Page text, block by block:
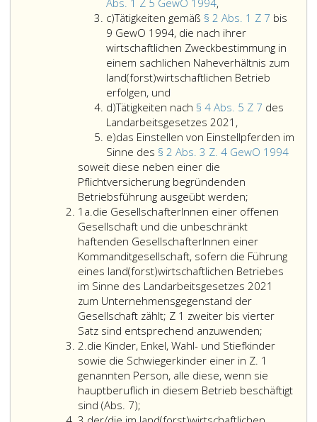
einen
Betrieb
im
Sinne
Bestimmungen
des
eins,
Nr. 78
aus
2021,,
führen
oder
auf
deren
Rechnung
und
Gefahr
ein
solcher
Betrieb
geführt
Dabei
Paragraph
2,
Absatz
eins,
Ziffer
2,
der
Gewerbeordnung 1994,
Bundesgesetzblatt
Nr. 194,
Abs. 1 Z 5 GewO 1994,
Buschenschank
gemäß
Paragraph
2,
Absatz
Ziffer
5,
GewO 1994,
c)Litera
c
Tätigkeiten gemäß § 2 Abs. 1 Z 7 bis
9 GewO 1994, die nach ihrer
wirtschaftlichen Zweckbestimmung in
einem sachlichen Naheverhältnis zum
land(forst)wirtschaftlichen Betrieb
erfolgen, und
gemäß
Paragraph
2,
Absatz
eins,
Ziffer
7
bis
9
GewO 1994,
die
nach
ihrer
wirtschaftlichen
Zweckbestimmung
in
einem
sachlichen
Naheverhältnis
zum
Betrieb
d)Litera
d
Tätigkeiten nach § 4 Abs. 5 Z 7 des
Landarbeitsgesetzes 2021,Tätigkeiten
nach
Paragraph
Absatz
5,
Ziffer
7,
des
e)Litera
e
das Einstellen von Einstellpferden im
Sinne des § 2 Abs. 3 Z. 4 GewO 1994das
soweit diese neben einer die
Pflichtversicherung begründenden
Betriebsführung ausgeübt werden;
1a.Ziffer
eins
a
die GesellschafterInnen einer offenen
Gesellschaft und die unbeschränkt
haftenden GesellschafterInnen einer
Kommanditgesellschaft, sofern die Führung
eines land(forst)wirtschaftlichen Betriebes
im Sinne des Landarbeitsgesetzes 2021
zum Unternehmensgegenstand der
Gesellschaft zählt; Z 1 zweiter bis vierter
Satz sind entsprechend anzuwenden;
einer
offenen
die
2.Ziffer
2
die Kinder, Enkel, Wahl- und Stiefkinder
sowie die Schwiegerkinder einer in Z. 1
genannten Person, alle diese, wenn sie
hauptberuflich in diesem Betrieb beschäftigt
sind (Abs. 7);
Kinder,
Ziffer